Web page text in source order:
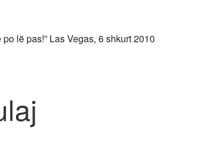
lë pas!” Las Vegas, 6 shkurt 2010